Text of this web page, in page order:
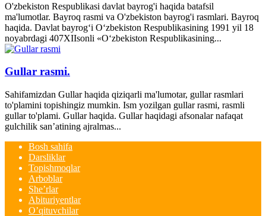
O'zbekiston Respublikasi davlat bayrog'i haqida batafsil
ma'lumotlar. Bayroq rasmi va O'zbekiston bayrog'i rasmlari. Bayroq
haqida. Davlat bayrog‘i O‘zbekiston Respublikasining 1991 yil 18
noyabrdagi 407­XII­sonli «O‘zbekiston Respublikasining...
Gullar rasmi.
Sahifamizdan Gullar haqida qiziqarli ma'lumotar, gullar rasmlari
to'plamini topishingiz mumkin. Ism yozilgan gullar rasmi, rasmli
gullar to'plami. Gullar haqida. Gullar haqidagi afsonalar nafaqat
gulchilik san’atining ajralmas...
Bosh sahifa
Darsliklar
Topishmoqlar
Arboblar
She’rlar
Abituriyentlar
O’qituvchilar